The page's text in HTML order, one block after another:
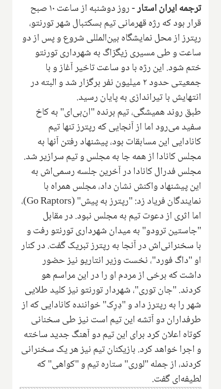
ترجمه ایران استار -
‌روز دوشنبه از ساعت ۱۰ صبح
قرار بود که رژه قهرمانی تیم بسکتبال شهر تورنتو،
رپترز از محل نمایشگاه بین‌المللی شروع و پس از دو
ساعت و طی مسیری زیگزاگ به شهرداری تورنتو
ختم شود. این رژه با دو ساعت تاخیر آغاز و با
جمعیتی حدود ۲ میلیون نفر برگزار شد و البته در
انتهایش با تیراندازی به پایان رسید.
طبق روند همیشگی، تیم برنده "ان‌بی‌ای" به کاخ
سفید می‌رود اما از آنجایی که رپترز تنها تیم
کانادایی این مسابقات بود، پیشنهاد رفتن آنها به
مجلس کانادا از همه جا به مجلس و تیم سرازیر شد.
مجلس فدرال کانادا در آخرین جلسه رسمی‌اش به
این پیشنهاد واکنش نشان داد، مجلس همراه با
نمایندگان فریاد زد: "رپترز به پیش" (Go Raptors)،
اما اثری از دعوت تیم به مجلس نبود. در مقابل
"جاستین ترودو" به میدان شهرداری تورنتو رفت و
با سخنرانی‌اش در آنجا به رپترز تبریک گفت. در کنار
او "داگ فورد"، نخست وزیر انتاریو نیز حضور
داشت که برخی از مردم او را در این مراسم هو
کردند. "جان توری"، شهردار تورنتو نیز کلید طلایی
شهر را به رپترز داد و "دِرِک" خواننده کانادایی که از
طرفداران دو آتشه این تیم است نیز طی سخنانی
کوتاه اعلان کرد برای این تیم دو آهنگ جدید ساخته
و اجرا خواهد کرد. بازیکنان تیم نیز هر یک سخنرانی
کردند، از جمله "لوری" ستاره تیم و "کواهی" که
لطیفه‌ای گفت.